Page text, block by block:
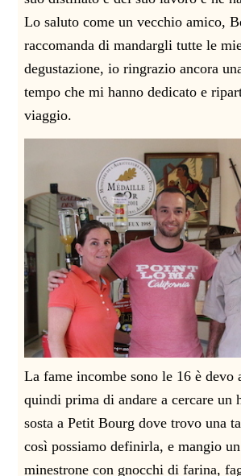
Lo saluto come un vecchio amico,
raccomanda di mandargli tutte le
degustazione, io ringrazio ancora
tempo che mi hanno dedicato e
viaggio.
La fame incombe sono le 16 è devo
quindi prima di andare a cercare un
sosta a Petit Bourg dove trovo una
così possiamo definirla, e mangio
minestrone con gnocchi di farina,